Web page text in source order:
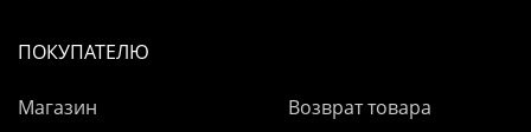
ПОКУПАТЕЛЮ
Магазин
Возврат товара